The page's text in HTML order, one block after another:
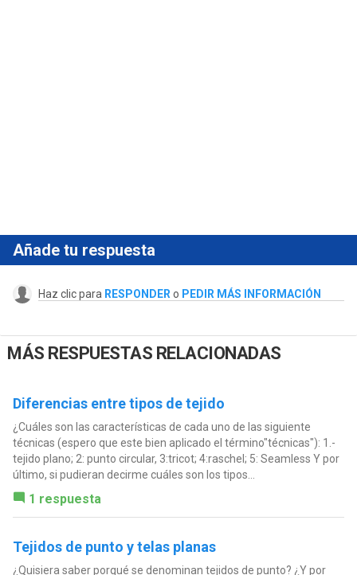
Añade tu respuesta
Haz clic para RESPONDER o PEDIR MÁS INFORMACIÓN
MÁS RESPUESTAS RELACIONADAS
Diferencias entre tipos de tejido
¿Cuáles son las características de cada uno de las siguiente
técnicas (espero que este bien aplicado el término"técnicas"): 1.-
tejido plano; 2: punto circular, 3:tricot; 4:raschel; 5: Seamless Y por
último, si pudieran decirme cuáles son los tipos...
1 respuesta
Tejidos de punto y telas planas
¿Quisiera saber porqué se denominan tejidos de punto? ¿Y por